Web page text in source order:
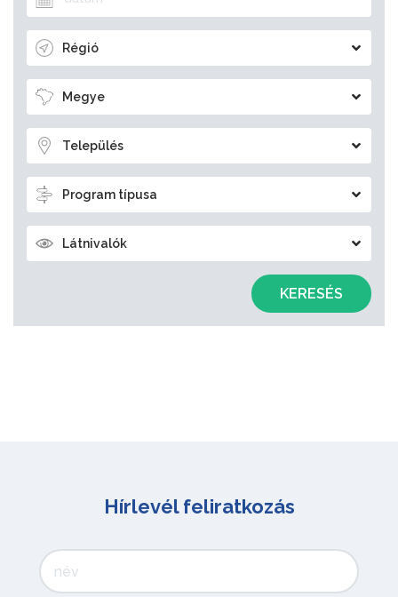
Régió
Megye
Település
Program típusa
Látnivalók
KERESÉS
Hírlevél feliratkozás